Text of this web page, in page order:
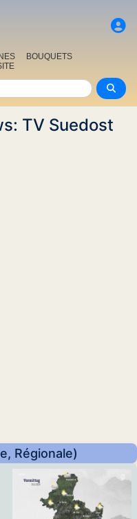
BOUQUETS
TV Suedost
Régionale)